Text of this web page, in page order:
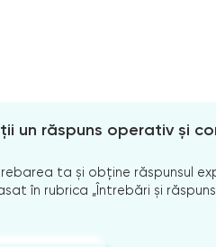
un răspuns operativ și
ta și obține răspunsul
în rubrica „Întrebări și